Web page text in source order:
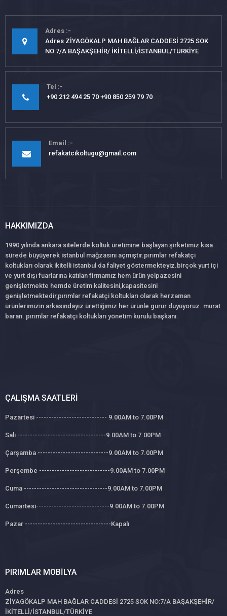
Adres
Adres ZİYAGÖKALP MAH BAĞLAR CADDESİ 2725 SOK
NO:7/A BAŞAKŞEHİR/ İKİTELLİ/İSTANBUL/TÜRKİYE
Tel
+90 212 494 25 70 +90 850 259 79 70
Email
refakatcikoltugu@gmail.com
HAKKIMIZDA
1990 yılında ankara sitelerde koltuk üretimine başlayan şirketimiz kısa
sürede büyüyerek istanbul mağzasını açmıştır.pırımlar refakatçi
koltukları olarak ikitelli istanbul da faliyet göstermekteyiz.birçok yurt içi
ve yurt dışı fuarlarına katılan firmamız hem ürün yelpazesini
genişletmekte hemde üretim kalitesini,kapasitesini
genişletmektedir,pırımlar refakatçi koltukları olarak herzaman
ürünlerimizin arkasındayız ürettiğimiz her ürünle gurur duyuyoruz. murat
baran. pırımlar refakatçi koltukları yönetim kurulu başkanı.
ÇALIŞMA SAATLERI
Pazartesi ---------------------------- 9.00AM to 7.00PM
Salı -----------------------------------9.00AM to 7.00PM
Çarşamba ----------------------------9.00AM to 7.00PM
Perşembe ----------------------------9.00AM to 7.00PM
Cuma ---------------------------------9.00AM to 7.00PM
Cumartesi-----------------------------9.00AM to 7.00PM
Pazar ----------------------------------Kapalı
PIRIMLAR MOBILYA
Adres
ZİYAGÖKALP MAH BAĞLAR CADDESİ 2725 SOK NO:7/A BAŞAKŞEHİR/
İKİTELLİ/İSTANBUL/TÜRKİYE